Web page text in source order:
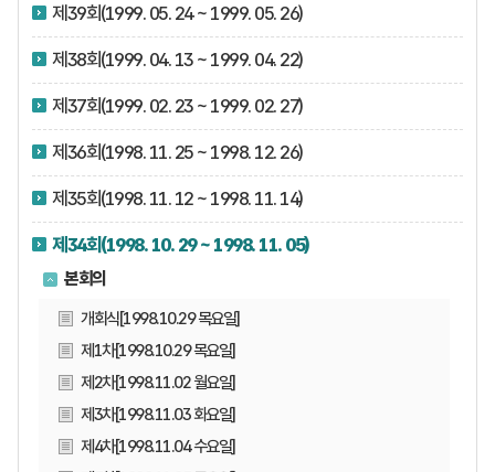
제39회(1999. 05. 24 ~ 1999. 05. 26)
제38회(1999. 04. 13 ~ 1999. 04. 22)
제37회(1999. 02. 23 ~ 1999. 02. 27)
제36회(1998. 11. 25 ~ 1998. 12. 26)
제35회(1998. 11. 12 ~ 1998. 11. 14)
제34회(1998. 10. 29 ~ 1998. 11. 05)
본회의
개회식[1998.10.29 목요일]
제1차[1998.10.29 목요일]
제2차[1998.11.02 월요일]
제3차[1998.11.03 화요일]
제4차[1998.11.04 수요일]